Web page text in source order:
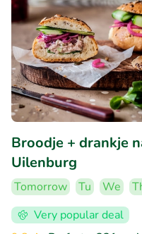
Broodje + drankje
Uilenburg
Tomorrow Tu We
Very popular deal